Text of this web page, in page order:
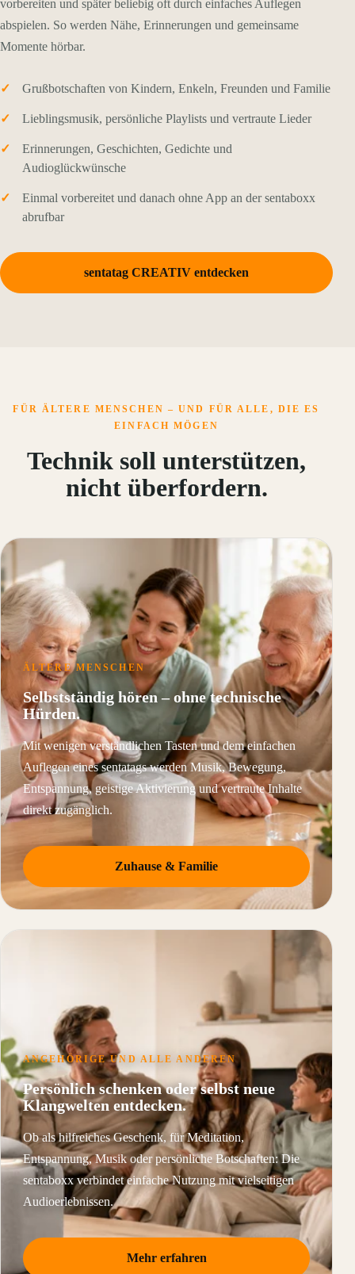
vorbereiten und später beliebig oft durch einfaches Auflegen
abspielen. So werden Nähe, Erinnerungen und gemeinsame
Momente hörbar.
Grußbotschaften von Kindern, Enkeln, Freunden und Familie
Lieblingsmusik, persönliche Playlists und vertraute Lieder
Erinnerungen, Geschichten, Gedichte und
Audioglückwünsche
Einmal vorbereitet und danach ohne App an der sentaboxx
abrufbar
sentatag CREATIV entdecken
FÜR ÄLTERE MENSCHEN – UND FÜR ALLE, DIE ES
EINFACH MÖGEN
Technik soll unterstützen,
nicht überfordern.
ÄLTERE MENSCHEN
Selbstständig hören – ohne technische
Hürden.
Mit wenigen verständlichen Tasten und dem einfachen
Auflegen eines sentatags werden Musik, Bewegung,
Entspannung, geistige Aktivierung und vertraute Inhalte
direkt zugänglich.
Zuhause & Familie
ANGEHÖRIGE UND ALLE ANDEREN
Persönlich schenken oder selbst neue
Klangwelten entdecken.
Ob als hilfreiches Geschenk, für Meditation,
Entspannung, Musik oder persönliche Botschaften: Die
sentaboxx verbindet einfache Nutzung mit vielseitigen
Audioerlebnissen.
Mehr erfahren